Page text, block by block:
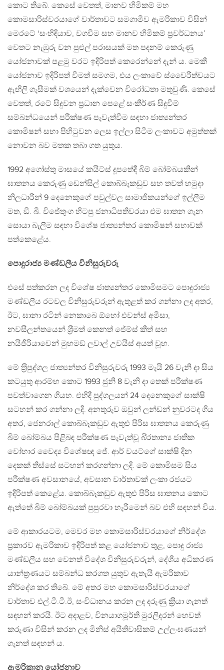
කොට තිබේ. කෙසේ වෙතත්, මානව හිමිකම් මහ
කොමසාරිස්වරයාගේ වාර්තාවට සමගාමීව ඇමරිකාව විසින්
මෙරටේ ‘සංහිඳියාව, වගවීම සහ මානව හිමිකම් ප‍්‍රවර්ධනය’
වෙතට නැඹුරු වන පුළුල් පරාසයක් මත පදනම් කෙරුණු
යෝජනාවක් පළමු වරට ඉදිරිපත් කෙරෙන්නේ දැන් ය. මෙකී
යෝජනාව ඉදිරිපත් වීමත් සමගම, එය ලංකාවේ ස්වෛරීත්වයට
ඇඟිලි ගැසීමක් වශයෙන් දැක්වෙන විරෝධතා මතුවුණි. කෙසේ
වෙතත්, රටේ සිදුවන ප‍්‍රධාන පෙළේ සංකීර්ණ සිදුවීම්
සම්බන්ධයෙන් පරීක්ෂණ පැවැත්වීම සඳහා ජාත්‍යන්තර
කොමිෂන් සභා පිහිටුවන ලෙස ඉල්ලා සිටීම ලංකාවට අමුත්තක්
නොවන බව මතක තබා ගත යුතුය.
1992 අගෝස්තු මාසයේ කයිට්ස් දූපතේදී බිම් බෝම්බයකින්
ඝාතනය කෙරුණු ඩෙන්සිල් කොබ්බෑකඩුව සහ තවත් හමුදා
නිලධාරීන් 9 දෙනෙකුගේ පවුල්වල සාමාජිකයන්ගේ ඉල්ලීම
මත, ඞී. බී. විජේතුංග හිටපු ජනාධිපතිවරයා එම ඝාතන ගැන
සොයා බැලීම සඳහා විශේෂ ජාත්‍යන්තර කොමිෂන් සභාවක්
පත්කෙළේය.
පොදුරාජ්‍ය මණ්ඩලීය විනිසුරුවරු
එසේ පත්කරන ලද විශේෂ ජාත්‍යන්තර කොමිසමට පොදුරාජ්‍ය
මණ්ඩලීය රටවල විනිසුරුවරුන් ඇතුළත් කර ගන්නා ලද අතර,
ඊට, ඝානා රටින් නෙකාබෙ ඕහෝ එවන්ස් අමීසා,
නවසීලන්තයෙන් ශ‍්‍රීමත් කෙනත් ජේම්ස් කීත් සහ
නයිජීරියාවෙන් මුහමඞ් ලවාල් උවයිස් අයත් වූහ.
මේ ත‍්‍රිපුද්ගල ජාත්‍යන්තර විනිසුරුවරු 1993 මැයි 26 වැනි දා සිය
කටයුතු ආරම්භ කොට 1993 ජුනි 8 වැනි දා තෙක් පරීක්ෂණ
පවත්වාගෙන ගියහ. එහිදී පුද්ගලයන් 24 දෙනෙකුගේ සාක්ෂි
සටහන් කර ගන්නා ලදි. අනතුරුව ඔවුන් ලන්ඩන් නුවරටද ගිය
අතර, ජෙනරාල් කොබ්බෑකඩුව ඇතුළු පිරිස ඝාතනය කෙරුණු
බිම් බෝම්බය පිළිබඳ පරීක්ෂණ පැවැත්වූ බි‍්‍රතාන්‍ය ජාතික
වෝහාර වෛද්‍ය විශේෂඥ ජේ. ආර් වයට්ගේ සාක්ෂි දින
දෙකක් තිස්සේ සටහන් කරගන්නා ලදි. මේ කොමිසම සිය
පරීක්ෂණ අවසානයේ, අවසාන වාර්තාවක් ලංකා රජයට
ඉදිරිපත් කෙළේය. කොබ්බෑකඩුව ඇතුළු පිරිස ඝාතනය කොට
ඇත්තේ බිම් බෝම්බයක් පුපුරවා හැරීමෙන් බව එහි සඳහන් විය.
මේ ආකාරයටම, මෙවර මහ කොමසාරිස්වරයාගේ නිර්දේශ
ප‍්‍රකාරව ඇමරිකාව ඉදිරිපත් කළ යෝජනාව තුළ, පොදු රාජ්‍ය
මණ්ඩලීය සහ වෙනත් විදේශ විනිසුරුවරුන්, දේශීය අධිකරණ
යාන්ත‍්‍රණයට සම්බන්ධ කරගත යුතුව ඇතැයි ඇමරිකාව
නිර්දේශ කර තිබේ. මේ අතර මහ කොමසාරිස්වරයාගේ
වාර්තාව එල්.ටී.ටී.ඊ, සංවිධානය කරන ලද දරුණු ක‍්‍රියා ගැනත්
සඳහන් කරයි. ඊට අදාළව, විනයාගමූර්ති මුරලිදරන් හෙවත්
කරුණා විසින් කරන ලද මිනිස් අයිතිවාසිකම් උල්ලංඝණයන්
ගැනත් සඳහන් ය.
ඇමරිකානු යෝජනාව